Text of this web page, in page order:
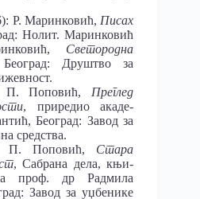
Р. Маринковић, Писах
Нолит. Маринковић
Светородна
Друштво за
П. Поповић, Преглед
, приредио акаде-
Београд: Завод за
средства.
П. Поповић, Стара
, Сабрана дела, књи-
проф. др Радмила
Завод за уџбенике